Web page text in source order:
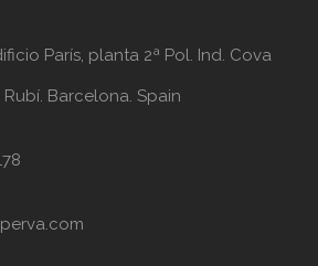
París, planta 2ª Pol. Ind. Cova
Rubí. Barcelona. Spain